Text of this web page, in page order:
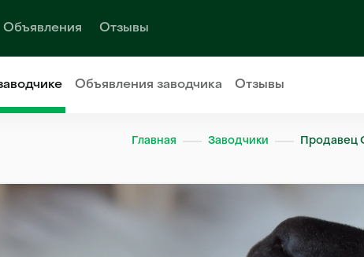
Объявления Отзывы
Объявлениязаводчика Отзывы
Главная Заводчики Продавец